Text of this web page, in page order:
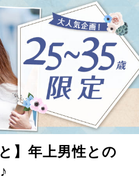
】年上男性との